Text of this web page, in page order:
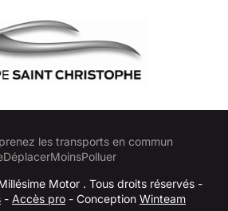
les transports en commun
Motor . Tous droits réservés -
- Accès pro - Conception Winteam